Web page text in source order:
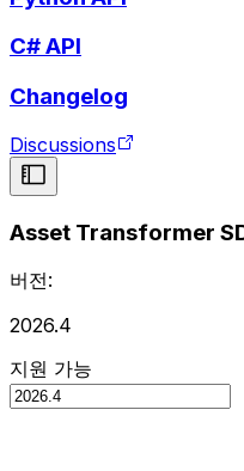
C# API
Changelog
Discussions
Asset Transformer
버전:
2026.4
지원 가능